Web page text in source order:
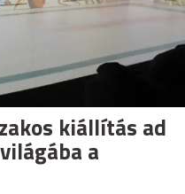
kiállítás ad
a